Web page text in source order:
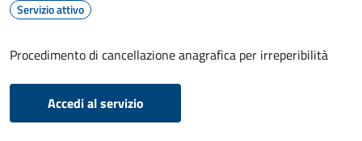
Servizio attivo
Procedimento di cancellazione anagrafica per irreperibilità
Accedi al servizio